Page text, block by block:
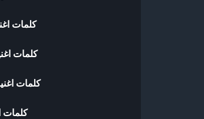
كلمات
كلمات
كلمات
كلمات